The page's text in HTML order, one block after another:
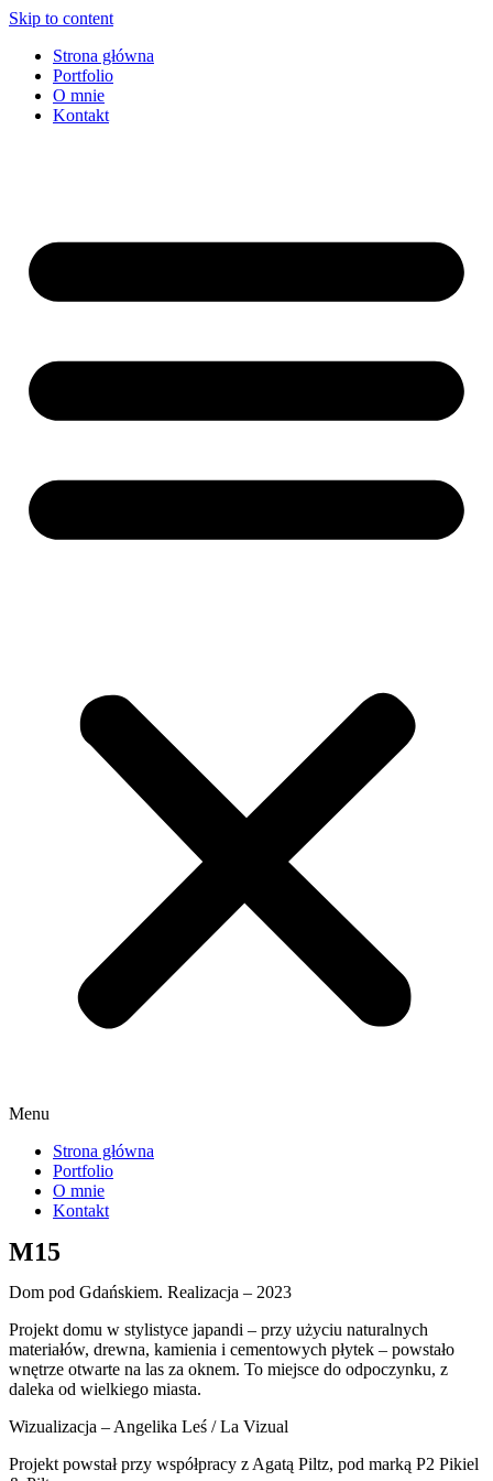
Skip to content
Strona główna
Portfolio
O mnie
Kontakt
Menu
Strona główna
Portfolio
O mnie
Kontakt
M15
Dom pod Gdańskiem. Realizacja – 2023
Projekt domu w stylistyce japandi – przy użyciu naturalnych
materiałów, drewna, kamienia i cementowych płytek – powstało
wnętrze otwarte na las za oknem. To miejsce do odpoczynku, z
daleka od wielkiego miasta.
Wizualizacja – Angelika Leś / La Vizual
Projekt powstał przy współpracy z Agatą Piltz, pod marką P2 Pikiel